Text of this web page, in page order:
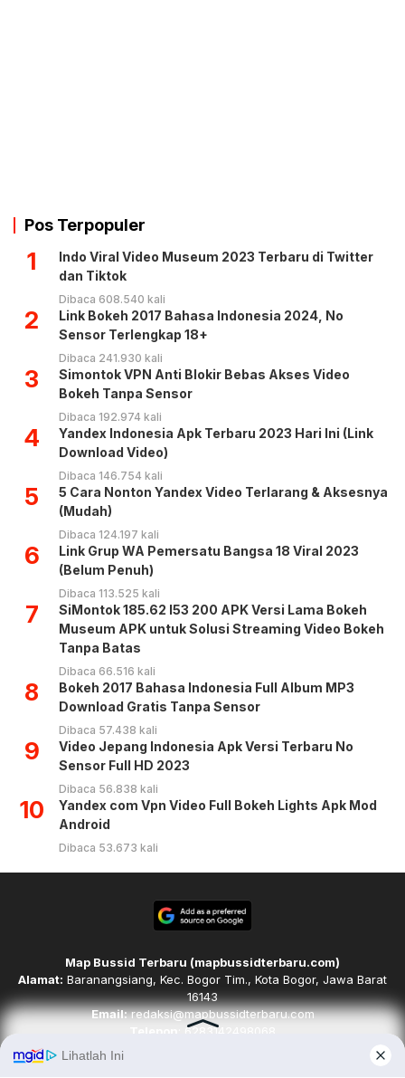
Pos Terpopuler
1
Indo Viral Video Museum 2023 Terbaru di Twitter
dan Tiktok
Dibaca 608.540 kali
2
Link Bokeh 2017 Bahasa Indonesia 2024, No
Sensor Terlengkap 18+
Dibaca 241.930 kali
3
Simontok VPN Anti Blokir Bebas Akses Video
Bokeh Tanpa Sensor
Dibaca 192.974 kali
4
Yandex Indonesia Apk Terbaru 2023 Hari Ini (Link
Download Video)
Dibaca 146.754 kali
5
5 Cara Nonton Yandex Video Terlarang & Aksesnya
(Mudah)
Dibaca 124.197 kali
6
Link Grup WA Pemersatu Bangsa 18 Viral 2023
(Belum Penuh)
Dibaca 113.525 kali
7
SiMontok 185.62 l53 200 APK Versi Lama Bokeh
Museum APK untuk Solusi Streaming Video Bokeh
Tanpa Batas
Dibaca 66.516 kali
8
Bokeh 2017 Bahasa Indonesia Full Album MP3
Download Gratis Tanpa Sensor
Dibaca 57.438 kali
9
Video Jepang Indonesia Apk Versi Terbaru No
Sensor Full HD 2023
Dibaca 56.838 kali
10
Yandex com Vpn Video Full Bokeh Lights Apk Mod
Android
Dibaca 53.673 kali
Map Bussid Terbaru (mapbussidterbaru.com)
Alamat: Baranangsiang, Kec. Bogor Tim., Kota Bogor, Jawa Barat
16143
Email:redaksi@mapbussidterbaru.com
: 6283142498068